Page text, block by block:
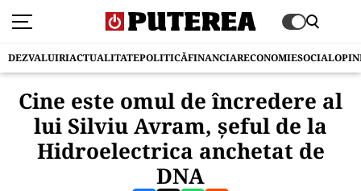
DEZVALUIRIACTUALITATEPOLITICĂFINANCIARECONOMIESOCIAL
Cine este omul de încredere al
lui Silviu Avram, șeful de la
Hidroelectrica anchetat de
DNA